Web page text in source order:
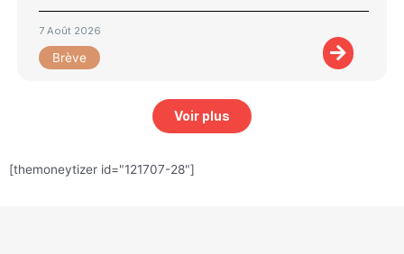
7 Août 2026
Brève
Voir plus
[themoneytizer id="121707-28"]